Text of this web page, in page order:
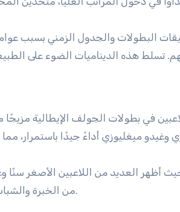
البطولات والجدول الزمني بسبب
تشمل أفضل اللاعبين في بطولات الجولف
أظهر العديد من اللاعبين الأصغر سنًا
من الخبرة والشباب في خلق بيئة تنافسية في الجولف الإيطالي.